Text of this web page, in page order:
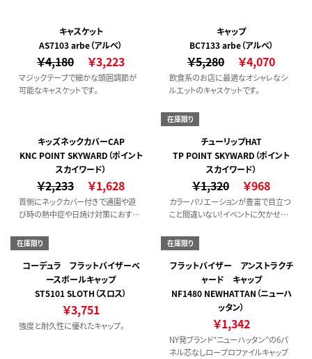
キャスケット
AS7103 arbe（アルベ）
￥4,180 ￥3,223
マジックテープで細かな頭囲調節が
可能なキャスケットです。
キャップ
BC7133 arbe（アルベ）
￥5,280 ￥4,070
飲食系のお店に最適なオシャレなシ
ルエットのキャスケットです。
キッズネックカバーCAP
KNC POINT SKYWARD（ポイント
スカイワード）
￥2,233 ￥1,628
首側にネックカバー付きで通園や遊
び時の熱中症や日焼け対策におすす
在庫限り
チューリップHAT
TP POINT SKYWARD（ポイント
スカイワード）
￥1,320 ￥968
カラーバリエーションが豊富で目立つ
こと間違いない！イベントに欠かせな
在庫限り
コーデュラ フラットバイザーベ
ースボールキャップ
ST5101 SLOTH（スロス）
￥3,751
強度と耐久性に優れたキャップ。
在庫限り
フラットバイザー アンストラクチ
ャード キャップ
NF1480 NEWHATTAN（ニューハ
ッタン）
￥1,342
NY発ブランド“ニューハッタン”の6パ
ネル芯なしロープロファイルキャップ